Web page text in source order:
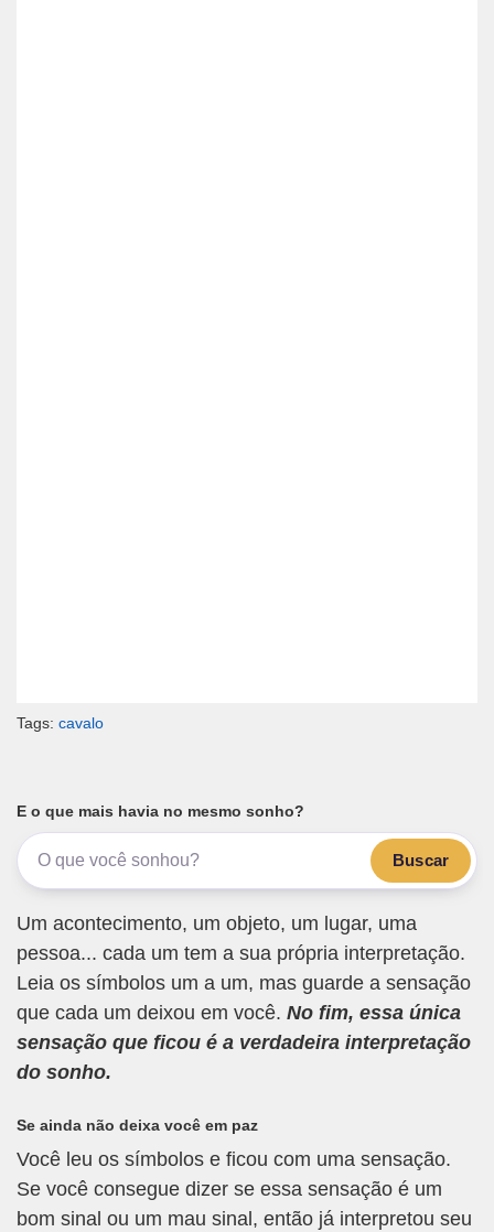
Tags: cavalo
E o que mais havia no mesmo sonho?
Buscar
Um acontecimento, um objeto, um lugar, uma
pessoa... cada um tem a sua própria interpretação.
Leia os símbolos um a um, mas guarde a sensação
que cada um deixou em você. No fim, essa única
sensação que ficou é a verdadeira interpretação
do sonho.
Se ainda não deixa você em paz
Você leu os símbolos e ficou com uma sensação.
Se você consegue dizer se essa sensação é um
bom sinal ou um mau sinal, então já interpretou seu